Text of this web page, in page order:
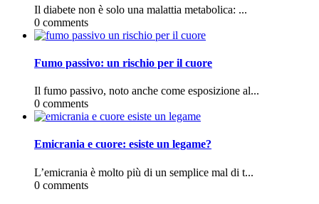
Il diabete non è solo una malattia metabolica: ...
0 comments
Fumo passivo: un rischio per il cuore
Il fumo passivo, noto anche come esposizione al...
0 comments
Emicrania e cuore: esiste un legame?
L’emicrania è molto più di un semplice mal di t...
0 comments